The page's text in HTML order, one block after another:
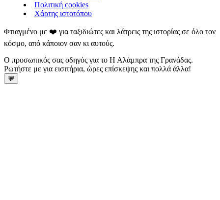
Πολιτική cookies
Χάρτης ιστοτόπου
Φτιαγμένο με ❤️ για ταξιδιώτες και λάτρεις της ιστορίας σε όλο τον
κόσμο, από κάποιον σαν κι αυτούς.
Ο προσωπικός σας οδηγός για το Η Αλάμπρα της Γρανάδας.
Ρωτήστε με για εισιτήρια, ώρες επίσκεψης και πολλά άλλα!
💬